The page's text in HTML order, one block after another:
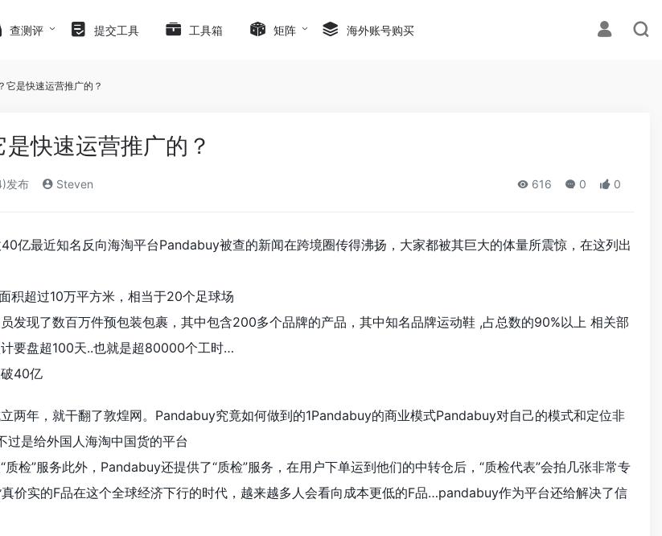
查测评 提交工具 工具箱 矩阵 海外账号购买
它是快速运营推广的？
快速运营推广的？
发布 Steven 616 0 0
亿最近知名反向海淘平台Pandabuy被查的新闻在跨境圈传得沸扬，大家都被其巨大的体量所震惊，在这列出
积超过10万平方米，相当于20个足球场
发现了数百万件预包装包裹，其中包含200多个品牌的产品，其中知名品牌运动鞋 ,占总数的90%以上 相关部
要盘超100天..也就是超80000个工时…
40亿
两年，就干翻了敦煌网。Pandabuy究竟如何做到的1Pandabuy的商业模式Pandabuy对自己的模式和定位非
过是给外国人海淘中国货的平台
检”服务此外，Pandabuy还提供了“质检”服务，在用户下单运到他们的中转仓后，“质检代表”会拍几张非常专
价实的F品在这个全球经济下行的时代，越来越多人会看向成本更低的F品…pandabuy作为平台还给解决了信